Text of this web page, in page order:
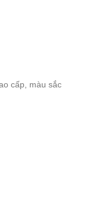
cấp, màu sắc